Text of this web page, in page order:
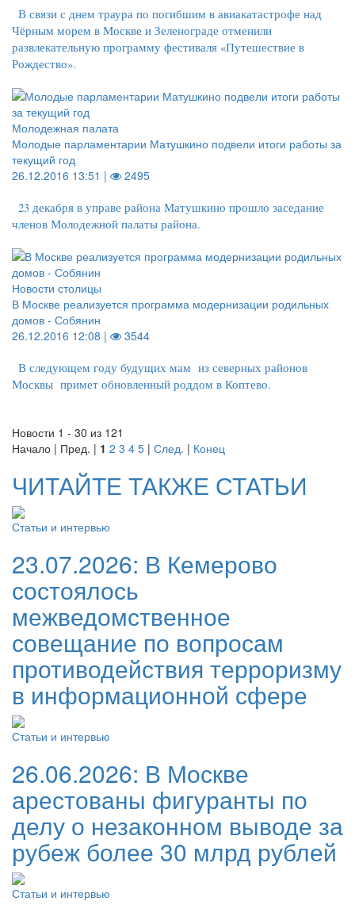
В связи с днем траура по погибшим в авиакатастрофе над
Чёрным морем в Москве и Зеленограде отменили
развлекательную программу фестиваля «Путешествие в
Рождество».
Молодежная палата
Молодые парламентарии Матушкино подвели итоги работы за
текущий год
26.12.2016 13:51 |
2495
23 декабря в управе района Матушкино прошло заседание
членов Молодежной палаты района.
Новости столицы
В Москве реализуется программа модернизации родильных
домов - Собянин
26.12.2016 12:08 |
3544
В следующем году будущих мам из северных районов
Москвы примет обновленный роддом в Коптево.
Новости 1 - 30 из 121
Начало | Пред. | 1 2 3 4 5 | След. | Конец
ЧИТАЙТЕ ТАКЖЕ СТАТЬИ
Статьи и интервью
23.07.2026: В Кемерово
состоялось
межведомственное
совещание по вопросам
противодействия терроризму
в информационной сфере
Статьи и интервью
26.06.2026: В Москве
арестованы фигуранты по
делу о незаконном выводе за
рубеж более 30 млрд рублей
Статьи и интервью